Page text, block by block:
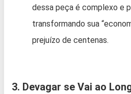
dessa peça é complexo e
transformando sua
prejuízo de centenas.
3. Devagar se Vai ao